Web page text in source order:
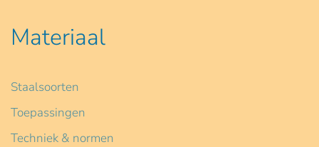
Materiaal
Staalsoorten
Toepassingen
Techniek & normen